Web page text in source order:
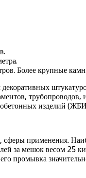
Более крупные
изделий
сферы применения.
за мешок весом 25
промывка